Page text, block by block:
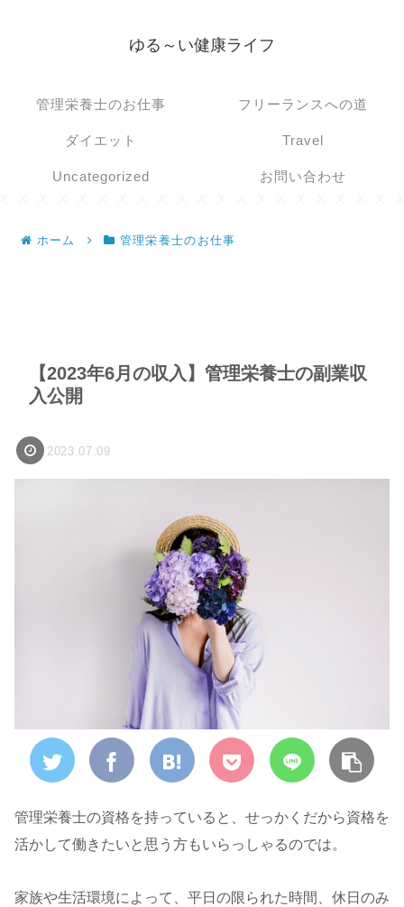
ゆる～い健康ライフ
管理栄養士のお仕事 フリーランスへの道
ダイエット Travel
Uncategorized お問い合わせ
ホーム 管理栄養士のお仕事
【2023年6月の収入】管理栄養士の副業収
入公開
2023.07.09
管理栄養士の資格を持っていると、せっかくだから資格を
活かして働きたいと思う方もいらっしゃるのでは。
家族や生活環境によって、平日の限られた時間、休日のみ